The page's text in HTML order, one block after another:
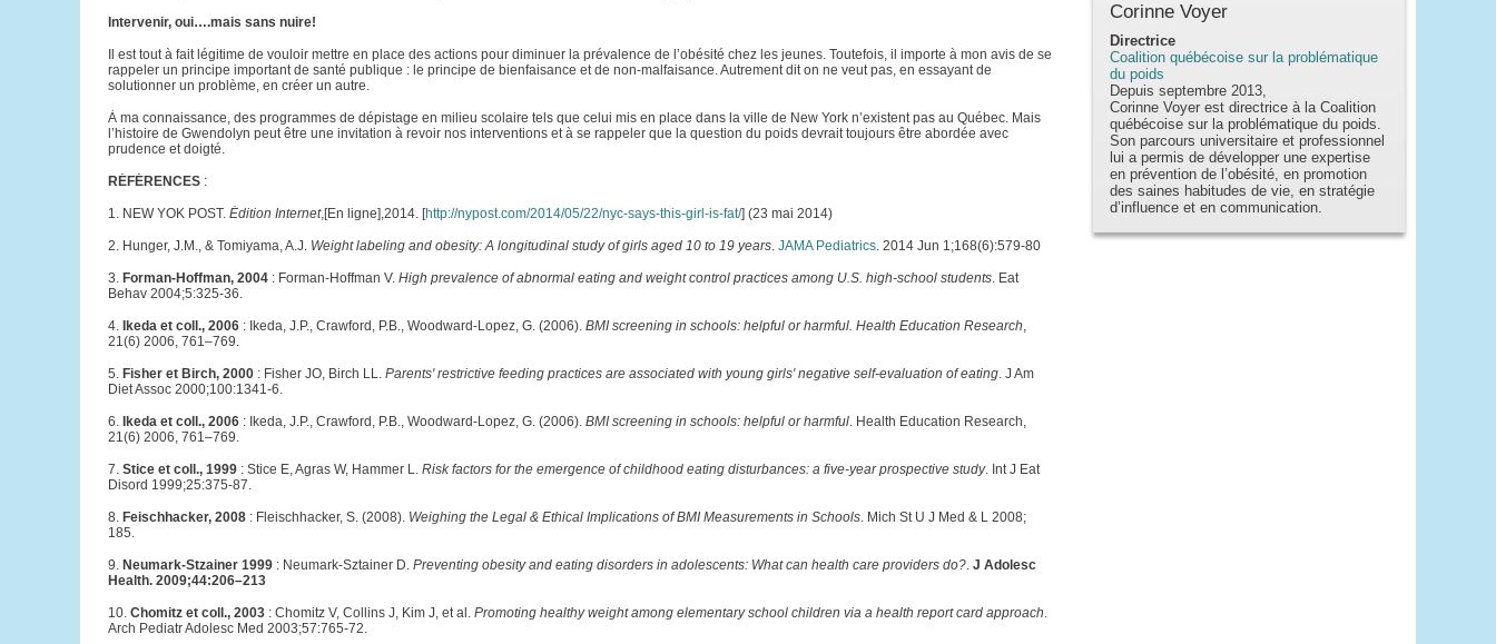
Intervenir, oui….mais sans nuire!
Il est tout à fait légitime de vouloir mettre en place des actions pour diminuer la prévalence de l’obésité chez les jeunes. Toutefois, il importe à mon avis de se
rappeler un principe important de santé publique : le principe de bienfaisance et de non-malfaisance. Autrement dit on ne veut pas, en essayant de
solutionner un problème, en créer un autre.
À ma connaissance, des programmes de dépistage en milieu scolaire tels que celui mis en place dans la ville de New York n’existent pas au Québec. Mais
l’histoire de Gwendolyn peut être une invitation à revoir nos interventions et à se rappeler que la question du poids devrait toujours être abordée avec
prudence et doigté.
RÉFÉRENCES :
1. NEW YOK POST. Édition Internet,[En ligne],2014. [http://nypost.com/2014/05/22/nyc-says-this-girl-is-fat/] (23 mai 2014)
2. Hunger, J.M., & Tomiyama, A.J. Weight labeling and obesity: A longitudinal study of girls aged 10 to 19 years. JAMA Pediatrics. 2014 Jun 1;168(6):579-80
3. Forman-Hoffman, 2004 : Forman-Hoffman V. High prevalence of abnormal eating and weight control practices among U.S. high-school students. Eat
Behav 2004;5:325-36.
4. Ikeda et coll., 2006 : Ikeda, J.P., Crawford, P.B., Woodward-Lopez, G. (2006). BMI screening in schools: helpful or harmful. Health Education Research,
21(6) 2006, 761–769.
5. Fisher et Birch, 2000 : Fisher JO, Birch LL. Parents' restrictive feeding practices are associated with young girls' negative self-evaluation of eating. J Am
Diet Assoc 2000;100:1341-6.
6. Ikeda et coll., 2006 : Ikeda, J.P., Crawford, P.B., Woodward-Lopez, G. (2006). BMI screening in schools: helpful or harmful. Health Education Research,
21(6) 2006, 761–769.
7. Stice et coll., 1999 : Stice E, Agras W, Hammer L. Risk factors for the emergence of childhood eating disturbances: a five-year prospective study. Int J Eat
Disord 1999;25:375-87.
8. Feischhacker, 2008 : Fleischhacker, S. (2008). Weighing the Legal & Ethical Implications of BMI Measurements in Schools. Mich St U J Med & L 2008;
185.
9. Neumark-Stzainer 1999 : Neumark-Sztainer D. Preventing obesity and eating disorders in adolescents: What can health care providers do?. J Adolesc
Health. 2009;44:206–213
10. Chomitz et coll., 2003 : Chomitz V, Collins J, Kim J, et al. Promoting healthy weight among elementary school children via a health report card approach.
Arch Pediatr Adolesc Med 2003;57:765-72.
Corinne Voyer
Directrice
Coalition québécoise sur la problématique
du poids
Depuis septembre 2013,
Corinne Voyer est directrice à la Coalition
québécoise sur la problématique du poids.
Son parcours universitaire et professionnel
lui a permis de développer une expertise
en prévention de l’obésité, en promotion
des saines habitudes de vie, en stratégie
d’influence et en communication.